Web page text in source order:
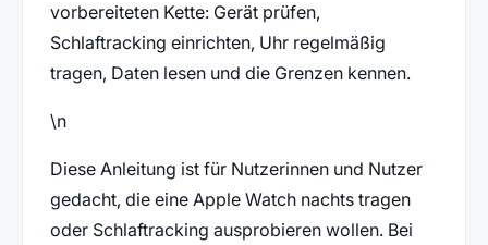
vorbereiteten Kette: Gerät prüfen,
Schlaftracking einrichten, Uhr regelmäßig
tragen, Daten lesen und die Grenzen kennen.
\n
Diese Anleitung ist für Nutzerinnen und Nutzer
gedacht, die eine Apple Watch nachts tragen
oder Schlaftracking ausprobieren wollen. Bei